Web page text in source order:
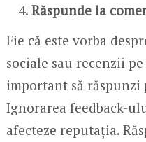
Răspunde la
Fie că este vorba
sociale sau recenzii
important să
Ignorarea feedback-
afecteze reputația.